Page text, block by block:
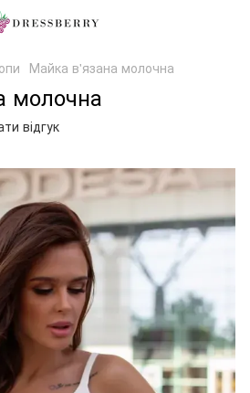
Майка в'язана молочна
молочна
відгук